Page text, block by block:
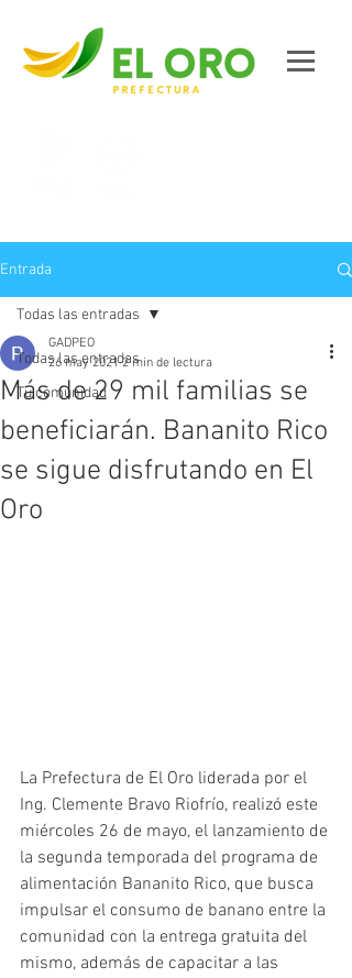
Entrada
Todas las entradas
Tu comunidad
Todas las entradas
Más de 29 mil familias se
beneficiarán. Bananito Rico
se sigue disfrutando en El
Oro
GADPEO
26 may 2021 2 min de lectura
La Prefectura de El Oro liderada por el
Ing. Clemente Bravo Riofrío, realizó este
miércoles 26 de mayo, el lanzamiento de
la segunda temporada del programa de
alimentación Bananito Rico, que busca
impulsar el consumo de banano entre la
comunidad con la entrega gratuita del
mismo, además de capacitar a las